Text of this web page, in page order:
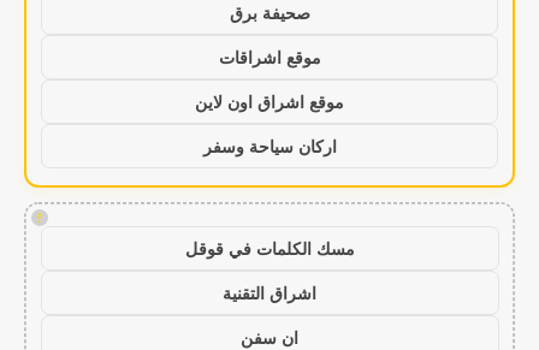
صحيفة برق
موقع اشراقات
موقع اشراق اون لاين
اركان سياحة وسفر
!
مسك الكلمات في قوقل
اشراق التقنية
ان سفن